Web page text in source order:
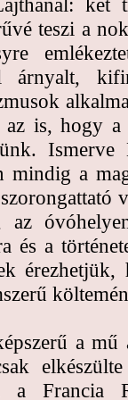
teszi a
árnyalt,
az is, hogy a
Ismerve
mindig a
az
és a
a
a Francia